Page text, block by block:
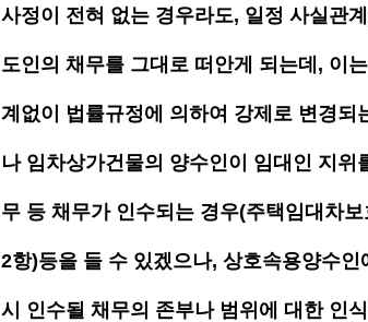
사정이 전혀 없는 경우라도, 일정 사실관
도인의 채무를 그대로 떠안게 되는데, 이
계없이 법률규정에 의하여 강제로 변경되
나 임차상가건물의 양수인이 임대인 지
무 등 채무가 인수되는 경우(주택임대차
2항)등을 들 수 있겠으나, 상호속용양수
시 인수될 채무의 존부나 범위에 대한 인